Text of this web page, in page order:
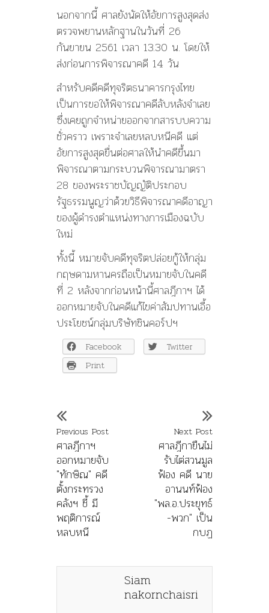
นอกจากนี้ ศาลยังนัดให้อัยการสูงสุดส่ง
ตรวจพยานหลักฐานในวันที่ 26
กันยายน 2561 เวลา 13.30 น. โดยให้
ส่งก่อนการพิจารณาคดี 14 วัน
สำหรับคดีคดีทุจริตธนาคารกรุงไทย
เป็นการขอให้พิจารณาคดีลับหลังจำเลย
ซึ่งเคยถูกจำหน่ายออกจากสารบบความ
ชั่วคราว เพราะจำเลยหลบหนีคดี แต่
อัยการสูงสุดยื่นต่อศาลให้นำคดีขึ้นมา
พิจารณาตามกระบวนพิจารณามาตรา
28 ของพระราชบัญญัติประกอบ
รัฐธรรมนูญว่าด้วยวิธีพิจารณาคดีอาญา
ของผู้ดำรงตำแหน่งทางการเมืองฉบับ
ใหม่
ทั้งนี้ หมายจับคดีทุจริตปล่อยกู้ให้กลุ่ม
กฤษดามหานครถือเป็นหมายจับในคดี
ที่ 2 หลังจากก่อนหน้านี้ศาลฎีกาฯ ได้
ออกหมายจับในคดีแก้ไขค่าสัมปทานเอื้อ
ประโยชน์กลุ่มบริษัทชินคอร์ปฯ
Facebook
Twitter
Print
Previous Post
ศาลฎีกาฯ
ออกหมายจับ
"ทักษิณ" คดี
ตั้งกระทรวง
คลังฯ ชี้ มี
พฤติการณ์
หลบหนี
Next Post
ศาลฎีกายืนไม่
รับไต่สวนมูล
ฟ้อง คดี นาย
อานนท์ฟ้อง
"พล.อ.ประยุทธ์
-พวก" เป็น
กบฏ
Siam
nakornchaisri